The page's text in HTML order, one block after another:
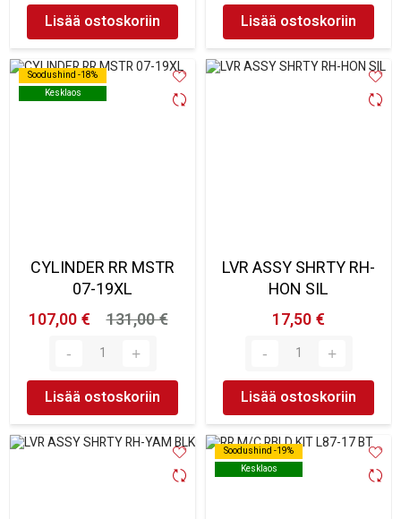
Lisää ostoskoriin Lisää ostoskoriin
Soodushind -18%
Kesklaos
Soodushind -18%
Kesklaos
CYLINDER RR MSTR
07-19XL
107,00 €
131,00 €
Lisää ostoskoriin
LVR ASSY SHRTY RH-
HON SIL
17,50 €
Lisää ostoskoriin
Soodushind -19%
Kesklaos
Soodushind -19%
Kesklaos